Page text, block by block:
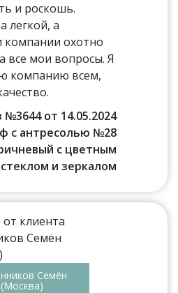
и роскошь.
легкой, а
компании охотно
все мои вопросы. Я
компанию всем,
№3644 от 14.05.2024
с антресолью №28
с цветным
стеклом и зеркалом
Семён
(Москва)